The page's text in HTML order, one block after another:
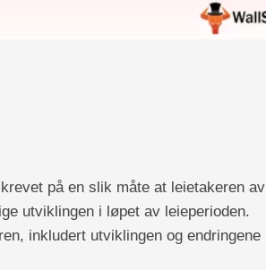
på en slik måte at leietakeren av
utviklingen i løpet av leieperioden.
inkludert utviklingen og endringene